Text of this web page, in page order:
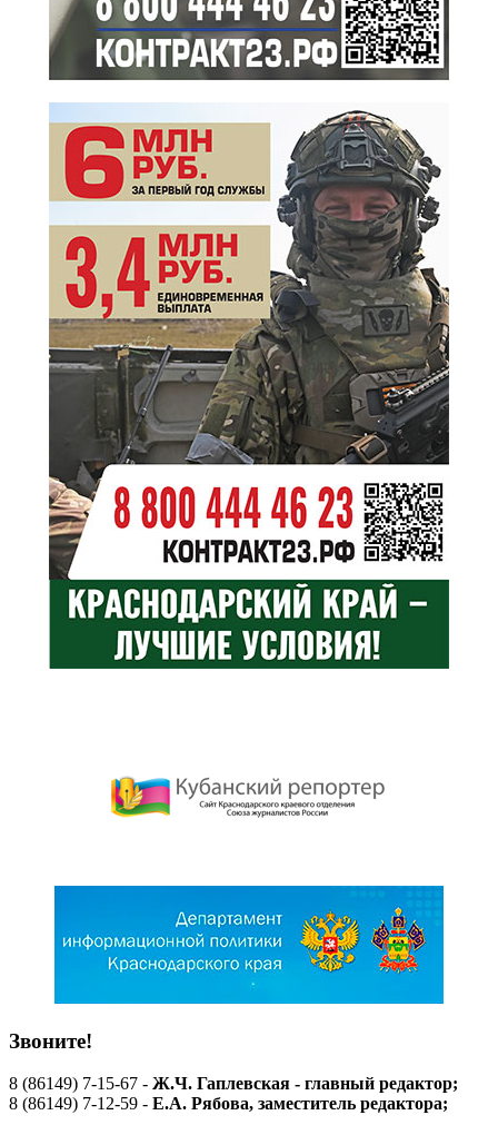
Звоните!
8 (86149) 7-15-67 - Ж.Ч. Гаплевская - главный редактор;
8 (86149) 7-12-59 - Е.А. Рябова, заместитель редактора;